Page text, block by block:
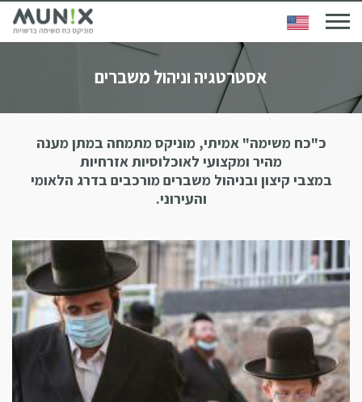
אסטרטגיה וניהול משברים
כ"כח משימה" אמיתי, מוניקס מתמחה במתן מענה
מהיר ומקצועי לאוכלוסיות אזרחיות
במצבי קיצון ובניהול משברים מורכבים בדרג הלאומי
והעירוני.